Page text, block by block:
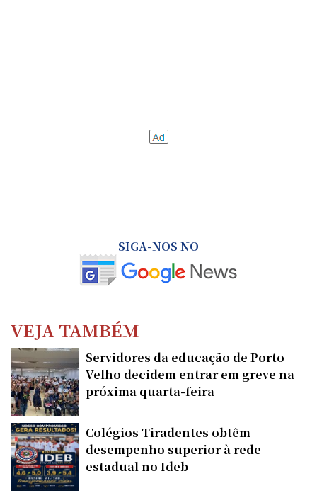
SIGA-NOS NO
VEJA TAMBÉM
Servidores da educação de Porto
Velho decidem entrar em greve na
próxima quarta-feira
Colégios Tiradentes obtêm
desempenho superior à rede
estadual no Ideb